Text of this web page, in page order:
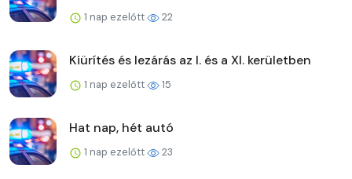
1 nap ezelőtt 22
Kiürítés és lezárás az I. és a XI. kerületben
1 nap ezelőtt 15
Hat nap, hét autó
1 nap ezelőtt 23